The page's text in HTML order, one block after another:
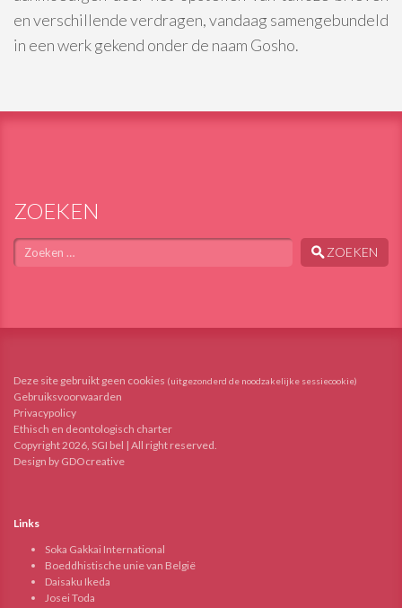
en verschillende verdragen, vandaag samengebundeld
in een werk gekend onder de naam Gosho.
ZOEKEN
Zoeken ZOEKEN
Deze site gebruikt geen cookies (uitgezonderd de noodzakelijke sessiecookie)
Gebruiksvoorwaarden
Privacypolicy
Ethisch en deontologisch charter
Copyright 2026, SGI bel | All right reserved.
Design by GDOcreative
Links
Soka Gakkai International
Boeddhistische unie van België
Daisaku Ikeda
Josei Toda